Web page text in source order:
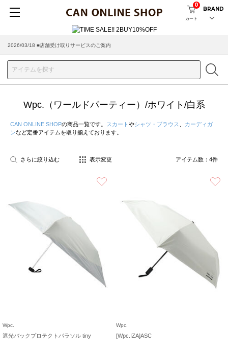
カート
0
BRAND
2026/03/18 ■店舗受け取りサービスのご案内
Wpc.（ワールドパーティー）/ホワイト/白系
CAN ONLINE SHOPの商品一覧です。 スカート やシャツ・ブラウス
カーディガ
ンなど定番アイテムを取り揃えております。
さらに絞り込む 表示変更 アイテム数： 4件
Wpc.
遮光バックプロテクトパラソル tiny
Wpc.
[Wpc.IZA]ASC